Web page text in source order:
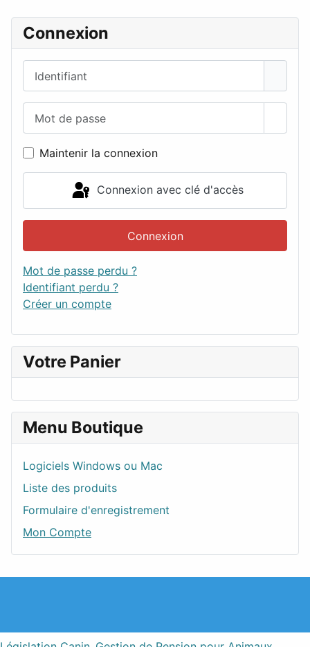
Connexion
Maintenir la connexion
Connexion avec clé d'accès
Connexion
Mot de passe perdu ?
Identifiant perdu ?
Créer un compte
Votre Panier
Menu Boutique
Logiciels Windows ou Mac
Liste des produits
Formulaire d'enregistrement
Mon Compte